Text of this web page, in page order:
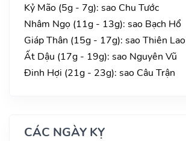
Kỷ Mão (5g - 7g): sao Chu Tước
Nhâm Ngọ (11g - 13g): sao Bạch Hổ
Giáp Thân (15g - 17g): sao Thiên Lao
Ất Dậu (17g - 19g): sao Nguyên Vũ
Đinh Hợi (21g - 23g): sao Câu Trận
CÁC NGÀY KỴ